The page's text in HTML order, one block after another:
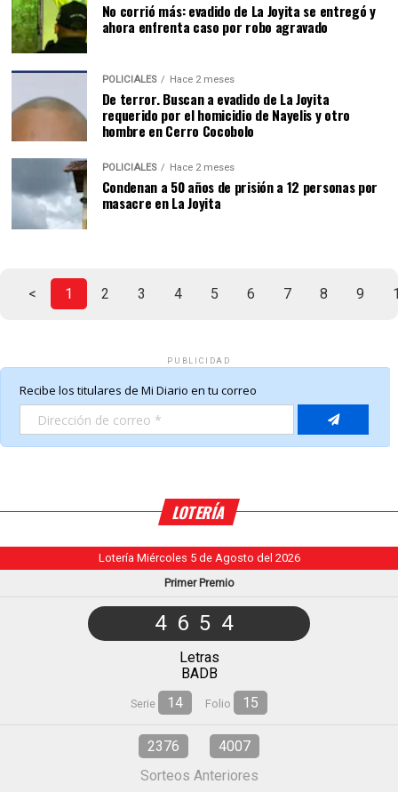
No corrió más: evadido de La Joyita se entregó y
ahora enfrenta caso por robo agravado
POLICIALES Hace 2 meses
De terror. Buscan a evadido de La Joyita
requerido por el homicidio de Nayelis y otro
hombre en Cerro Cocobolo
POLICIALES Hace 2 meses
Condenan a 50 años de prisión a 12 personas por
masacre en La Joyita
< 1 2 3 4 5 6 7 8 9
PUBLICIDAD
LOTERÍA
Lotería Miércoles 5 de Agosto del 2026
Primer Premio
4654
Letras
BADB
Serie 14 Folio 15
2376
4007
Sorteos Anteriores